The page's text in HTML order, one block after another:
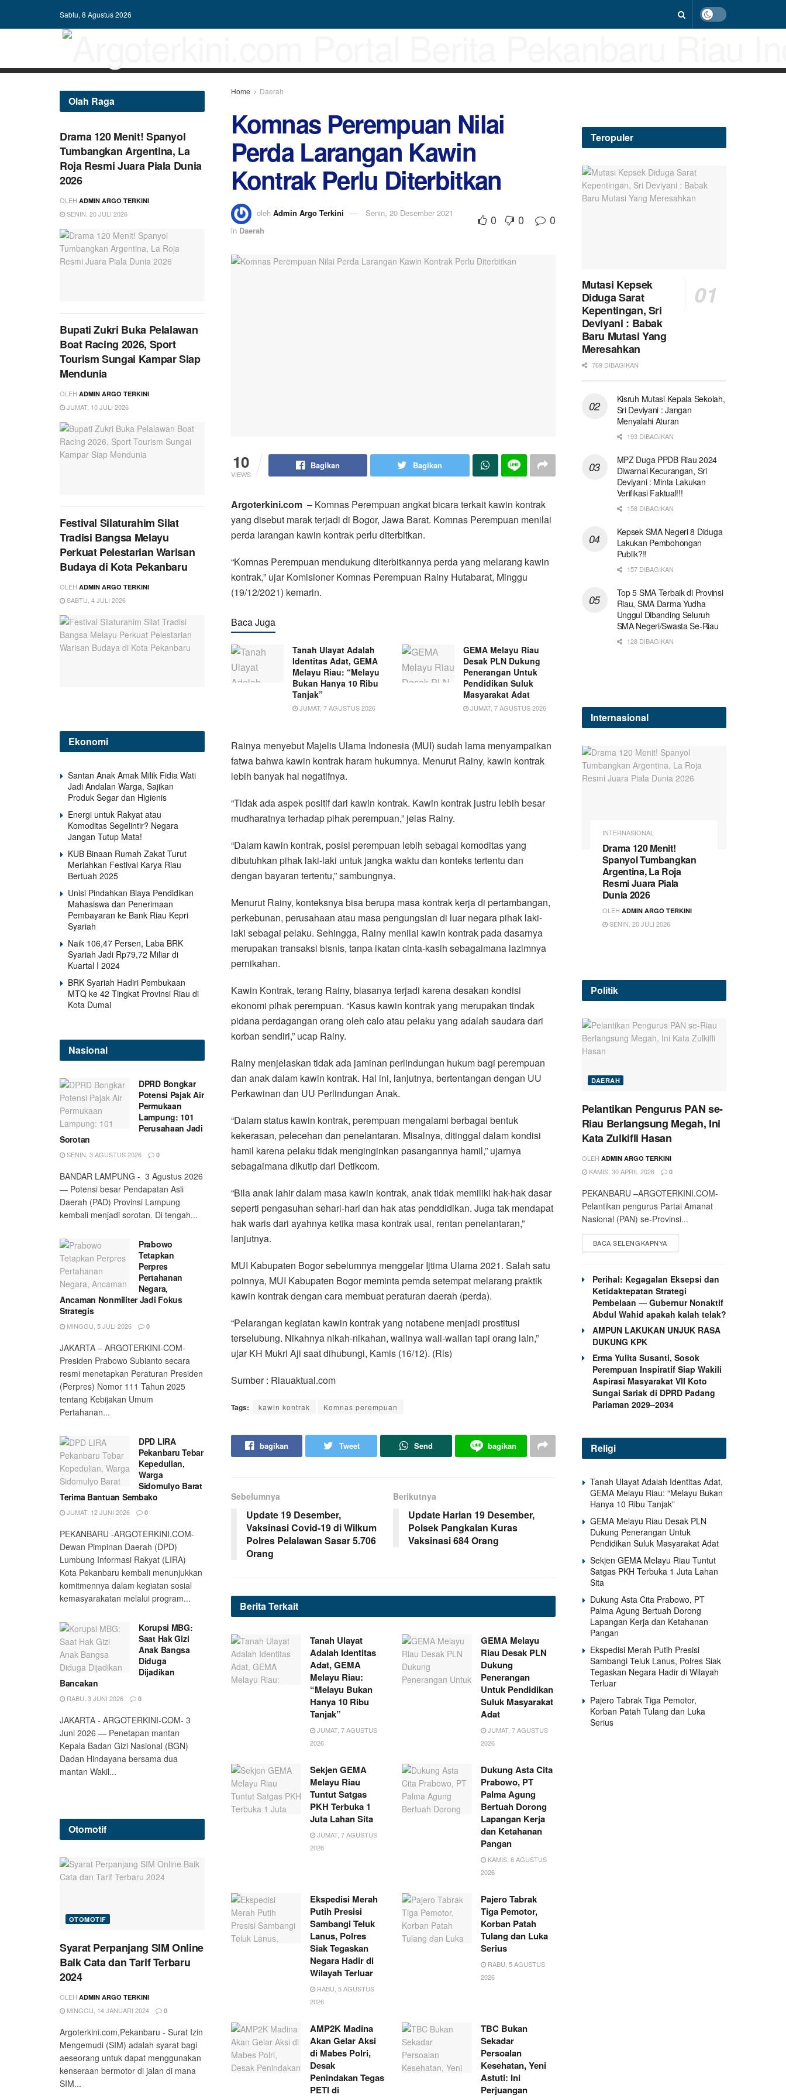
Sabtu, 8 Agustus 2026
Home Daerah
Komnas Perempuan Nilai
Perda Larangan Kawin
Kontrak Perlu Diterbitkan
oleh Admin Argo Terkini
Senin, 20 Desember 2021
in Daerah
0 0 0
10
VIEWS
Bagikan Bagikan
Argoterkini.com – Komnas Perempuan angkat bicara terkait kawin kontrak
yang disebut marak terjadi di Bogor, Jawa Barat. Komnas Perempuan menilai
perda larangan kawin kontrak perlu diterbitkan.
“Komnas Perempuan mendukung diterbitkannya perda yang melarang kawin
kontrak,” ujar Komisioner Komnas Perempuan Rainy Hutabarat, Minggu
(19/12/2021) kemarin.
Baca Juga
Tanah Ulayat Adalah
Identitas Adat, GEMA
Melayu Riau: “Melayu
Bukan Hanya 10 Ribu
Tanjak”
JUMAT, 7 AGUSTUS 2026
GEMA Melayu Riau
Desak PLN Dukung
Penerangan Untuk
Pendidikan Suluk
Masyarakat Adat
JUMAT, 7 AGUSTUS 2026
Rainya menyebut Majelis Ulama Indonesia (MUI) sudah lama menyampaikan
fatwa bahwa kawin kontrak haram hukumnya. Menurut Rainy, kawin kontrak
lebih banyak hal negatifnya.
“Tidak ada aspek positif dari kawin kontrak. Kawin kontrak justru lebih besar
mudharatnya terhadap pihak perempuan,” jelas Rainy.
“Dalam kawin kontrak, posisi perempuan lebih sebagai komoditas yang
dibutuhkan pihak laki-laki untuk jangka waktu dan konteks tertentu dan
dengan bayaran tertentu,” sambungnya.
Menurut Rainy, konteksnya bisa berupa masa kontrak kerja di pertambangan,
perkebunan, perusahaan atau masa pengungsian di luar negara pihak laki-
laki sebagai pelaku. Sehingga, Rainy menilai kawin kontrak pada dasarnya
merupakan transaksi bisnis, tanpa ikatan cinta-kasih sebagaimana lazimnya
pernikahan.
Kawin Kontrak, terang Rainy, biasanya terjadi karena desakan kondisi
ekonomi pihak perempuan. “Kasus kawin kontrak yang merupakan tindak
pidana perdagangan orang oleh calo atau pelaku yang adalah saudara dari
korban sendiri,” ucap Rainy.
Rainy menjelaskan tidak ada jaminan perlindungan hukum bagi perempuan
dan anak dalam kawin kontrak. Hal ini, lanjutnya, bertentangan dengan UU
Perkawinan dan UU Perlindungan Anak.
“Dalam status kawin kontrak, perempuan mengalami berbagai bentuk
kekerasan, pelecehan dan penelantaran. Misalnya, ditinggal dalam kondisi
hamil karena pelaku tidak menginginkan pasangannya hamil,” ujarnya
sebagaimana dikutip dari Detikcom.
“Bila anak lahir dalam masa kawin kontrak, anak tidak memiliki hak-hak dasar
seperti pengasuhan sehari-hari dan hak atas penddidikan. Juga tak mendapat
hak waris dari ayahnya ketika masa kontrak usai, rentan penelantaran,”
lanjutnya.
MUI Kabupaten Bogor sebelumnya menggelar Ijtima Ulama 2021. Salah satu
poinnya, MUI Kabupaten Bogor meminta pemda setempat melarang praktik
kawin kontrak dengan cara membuat peraturan daerah (perda).
“Pelarangan kegiatan kawin kontrak yang notabene menjadi prostitusi
terselubung. Nikahnya nikah-nikahan, walinya wali-walian tapi orang lain,”
ujar KH Mukri Aji saat dihubungi, Kamis (16/12). (Rls)
Sumber : Riauaktual.com
Tags: kawin kontrak Komnas perempuan
bagikan Tweet Send bagikan
Sebelumnya
Update 19 Desember,
Vaksinasi Covid-19 di Wilkum
Polres Pelalawan Sasar 5.706
Orang
Berikutnya
Update Harian 19 Desember,
Polsek Pangkalan Kuras
Vaksinasi 684 Orang
BeritaTerkait
Tanah Ulayat
Adalah Identitas
Adat, GEMA
Melayu Riau:
“Melayu Bukan
Hanya 10 Ribu
Tanjak”
JUMAT, 7 AGUSTUS
2026
GEMA Melayu
Riau Desak PLN
Dukung
Penerangan
Untuk Pendidikan
Suluk Masyarakat
Adat
JUMAT, 7 AGUSTUS
2026
Sekjen GEMA
Melayu Riau
Tuntut Satgas
PKH Terbuka 1
Juta Lahan Sita
JUMAT, 7 AGUSTUS
2026
Dukung Asta Cita
Prabowo, PT
Palma Agung
Bertuah Dorong
Lapangan Kerja
dan Ketahanan
Pangan
KAMIS, 6 AGUSTUS
2026
Ekspedisi Merah
Putih Presisi
Sambangi Teluk
Lanus, Polres
Siak Tegaskan
Negara Hadir di
Wilayah Terluar
RABU, 5 AGUSTUS
2026
Pajero Tabrak
Tiga Pemotor,
Korban Patah
Tulang dan Luka
Serius
RABU, 5 AGUSTUS
2026
AMP2K Madina
Akan Gelar Aksi
di Mabes Polri,
Desak
Penindakan Tegas
PETI di
TBC Bukan
Sekadar
Persoalan
Kesehatan, Yeni
Astuti: Ini
Perjuangan
Olah Raga
Drama 120 Menit! Spanyol
Tumbangkan Argentina, La
Roja Resmi Juara Piala Dunia
2026
OLEH ADMIN ARGO TERKINI
SENIN, 20 JULI 2026
Bupati Zukri Buka Pelalawan
Boat Racing 2026, Sport
Tourism Sungai Kampar Siap
Mendunia
OLEH ADMIN ARGO TERKINI
JUMAT, 10 JULI 2026
Festival Silaturahim Silat
Tradisi Bangsa Melayu
Perkuat Pelestarian Warisan
Budaya di Kota Pekanbaru
OLEH ADMIN ARGO TERKINI
SABTU, 4 JULI 2026
Ekonomi
Santan Anak Amak Milik Fidia Wati
Jadi Andalan Warga, Sajikan
Produk Segar dan Higienis
Energi untuk Rakyat atau
Komoditas Segelintir? Negara
Jangan Tutup Mata!
KUB Binaan Rumah Zakat Turut
Meriahkan Festival Karya Riau
Bertuah 2025
Unisi Pindahkan Biaya Pendidikan
Mahasiswa dan Penerimaan
Pembayaran ke Bank Riau Kepri
Syariah
Naik 106,47 Persen, Laba BRK
Syariah Jadi Rp79,72 Miliar di
Kuartal I 2024
BRK Syariah Hadiri Pembukaan
MTQ ke 42 Tingkat Provinsi Riau di
Kota Dumai
Nasional
DPRD Bongkar
Potensi Pajak Air
Permukaan
Lampung: 101
Perusahaan Jadi
Sorotan
SENIN, 3 AGUSTUS 2026 0
BANDAR LAMPUNG - 3 Agustus 2026
— Potensi besar Pendapatan Asli
Daerah (PAD) Provinsi Lampung
kembali menjadi sorotan. Di tengah...
Prabowo
Tetapkan
Perpres
Pertahanan
Negara,
Ancaman Nonmiliter Jadi Fokus
Strategis
MINGGU, 5 JULI 2026 0
JAKARTA – ARGOTERKINI-COM-
Presiden Prabowo Subianto secara
resmi menetapkan Peraturan Presiden
(Perpres) Nomor 111 Tahun 2025
tentang Kebijakan Umum
Pertahanan...
DPD LIRA
Pekanbaru Tebar
Kepedulian,
Warga
Sidomulyo Barat
Terima Bantuan Sembako
JUMAT, 12 JUNI 2026 0
PEKANBARU -ARGOTERKINI.COM-
Dewan Pimpinan Daerah (DPD)
Lumbung Informasi Rakyat (LIRA)
Kota Pekanbaru kembali menunjukkan
komitmennya dalam kegiatan sosial
kemasyarakatan melalui program...
Korupsi MBG:
Saat Hak Gizi
Anak Bangsa
Diduga
Dijadikan
Bancakan
RABU, 3 JUNI 2026 0
JAKARTA - ARGOTERKINI-COM- 3
Juni 2026 — Penetapan mantan
Kepala Badan Gizi Nasional (BGN)
Dadan Hindayana bersama dua
mantan Wakil...
Otomotif
OTOMOTIF
Syarat Perpanjang SIM Online
Baik Cata dan Tarif Terbaru
2024
OLEH ADMIN ARGO TERKINI
MINGGU, 14 JANUARI 2024 0
Argoterkini.com,Pekanbaru - Surat Izin
Mengemudi (SIM) adalah syarat bagi
aeseorang untuk dapat menggunakan
kenseraan bermotor di jalan di mana
SIM...
Teropuler
Mutasi Kepsek
Diduga Sarat
Kepentingan, Sri
Deviyani : Babak
Baru Mutasi Yang
Meresahkan
769 DIBAGIKAN
Kisruh Mutasi Kepala Sekolah,
Sri Deviyani : Jangan
Menyalahi Aturan
193 DIBAGIKAN
MPZ Duga PPDB Riau 2024
Diwarnai Kecurangan, Sri
Deviyani : Minta Lakukan
Verifikasi Faktual!!!
158 DIBAGIKAN
Kepsek SMA Negeri 8 Diduga
Lakukan Pembohongan
Publik?!!
157 DIBAGIKAN
Top 5 SMA Terbaik di Provinsi
Riau, SMA Darma Yudha
Unggul Dibanding Seluruh
SMA Negeri/Swasta Se-Riau
128 DIBAGIKAN
Internasional
INTERNASIONAL
Drama 120 Menit!
Spanyol Tumbangkan
Argentina, La Roja
Resmi Juara Piala
Dunia 2026
OLEH ADMIN ARGO TERKINI
SENIN, 20 JULI 2026
Politik
DAERAH
Pelantikan Pengurus PAN se-
Riau Berlangsung Megah, Ini
Kata Zulkifli Hasan
OLEH ADMIN ARGO TERKINI
KAMIS, 30 APRIL 2026 0
PEKANBARU –ARGOTERKINI.COM-
Pelantikan pengurus Partai Amanat
Nasional (PAN) se-Provinsi...
BACA SELENGKAPNYA
Perihal: Kegagalan Eksepsi dan
Ketidaktepatan Strategi
Pembelaan — Gubernur Nonaktif
Abdul Wahid apakah kalah telak?
AMPUN LAKUKAN UNJUK RASA
DUKUNG KPK
Erma Yulita Susanti, Sosok
Perempuan Inspiratif Siap Wakili
Aspirasi Masyarakat VII Koto
Sungai Sariak di DPRD Padang
Pariaman 2029–2034
Religi
Tanah Ulayat Adalah Identitas Adat,
GEMA Melayu Riau: “Melayu Bukan
Hanya 10 Ribu Tanjak”
GEMA Melayu Riau Desak PLN
Dukung Penerangan Untuk
Pendidikan Suluk Masyarakat Adat
Sekjen GEMA Melayu Riau Tuntut
Satgas PKH Terbuka 1 Juta Lahan
Sita
Dukung Asta Cita Prabowo, PT
Palma Agung Bertuah Dorong
Lapangan Kerja dan Ketahanan
Pangan
Ekspedisi Merah Putih Presisi
Sambangi Teluk Lanus, Polres Siak
Tegaskan Negara Hadir di Wilayah
Terluar
Pajero Tabrak Tiga Pemotor,
Korban Patah Tulang dan Luka
Serius